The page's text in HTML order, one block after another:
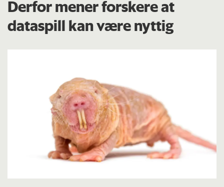
Derfor mener forskere at
dataspill kan være nyttig